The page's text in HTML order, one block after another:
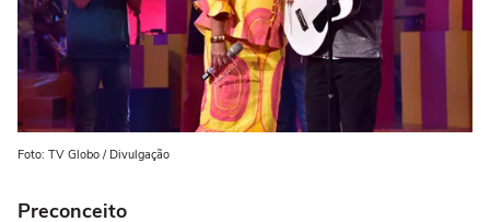
Foto: TV Globo / Divulgação
Preconceito